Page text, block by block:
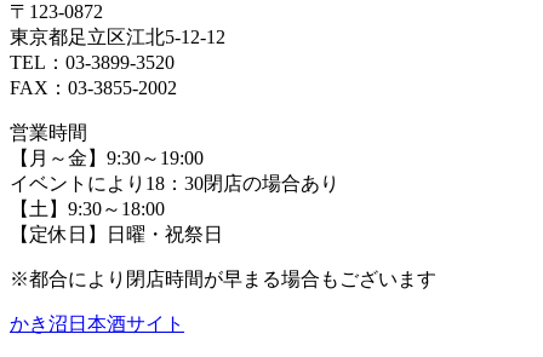
〒123-0872
東京都足立区江北5-12-12
TEL：03-3899-3520
FAX：03-3855-2002
営業時間
【月～金】9:30～19:00
イベントにより18：30閉店の場合あり
【土】9:30～18:00
【定休日】日曜・祝祭日
※都合により閉店時間が早まる場合もございます
かき沼日本酒サイト